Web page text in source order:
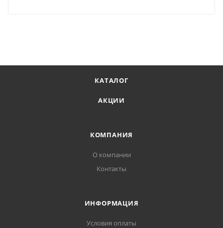
КАТАЛОГ
АКЦИИ
КОМПАНИЯ
О компании
Контакты
ИНФОРМАЦИЯ
Условия оплаты